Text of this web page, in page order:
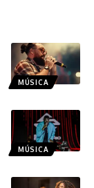
MÚSICA
MÚSICA